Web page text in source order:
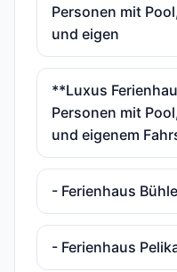
Personen mit
und eigen
**Luxus
Personen mit
und eigenem
- Ferienhaus
- Ferienhaus